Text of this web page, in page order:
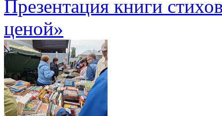
Презентация книги
ценой»